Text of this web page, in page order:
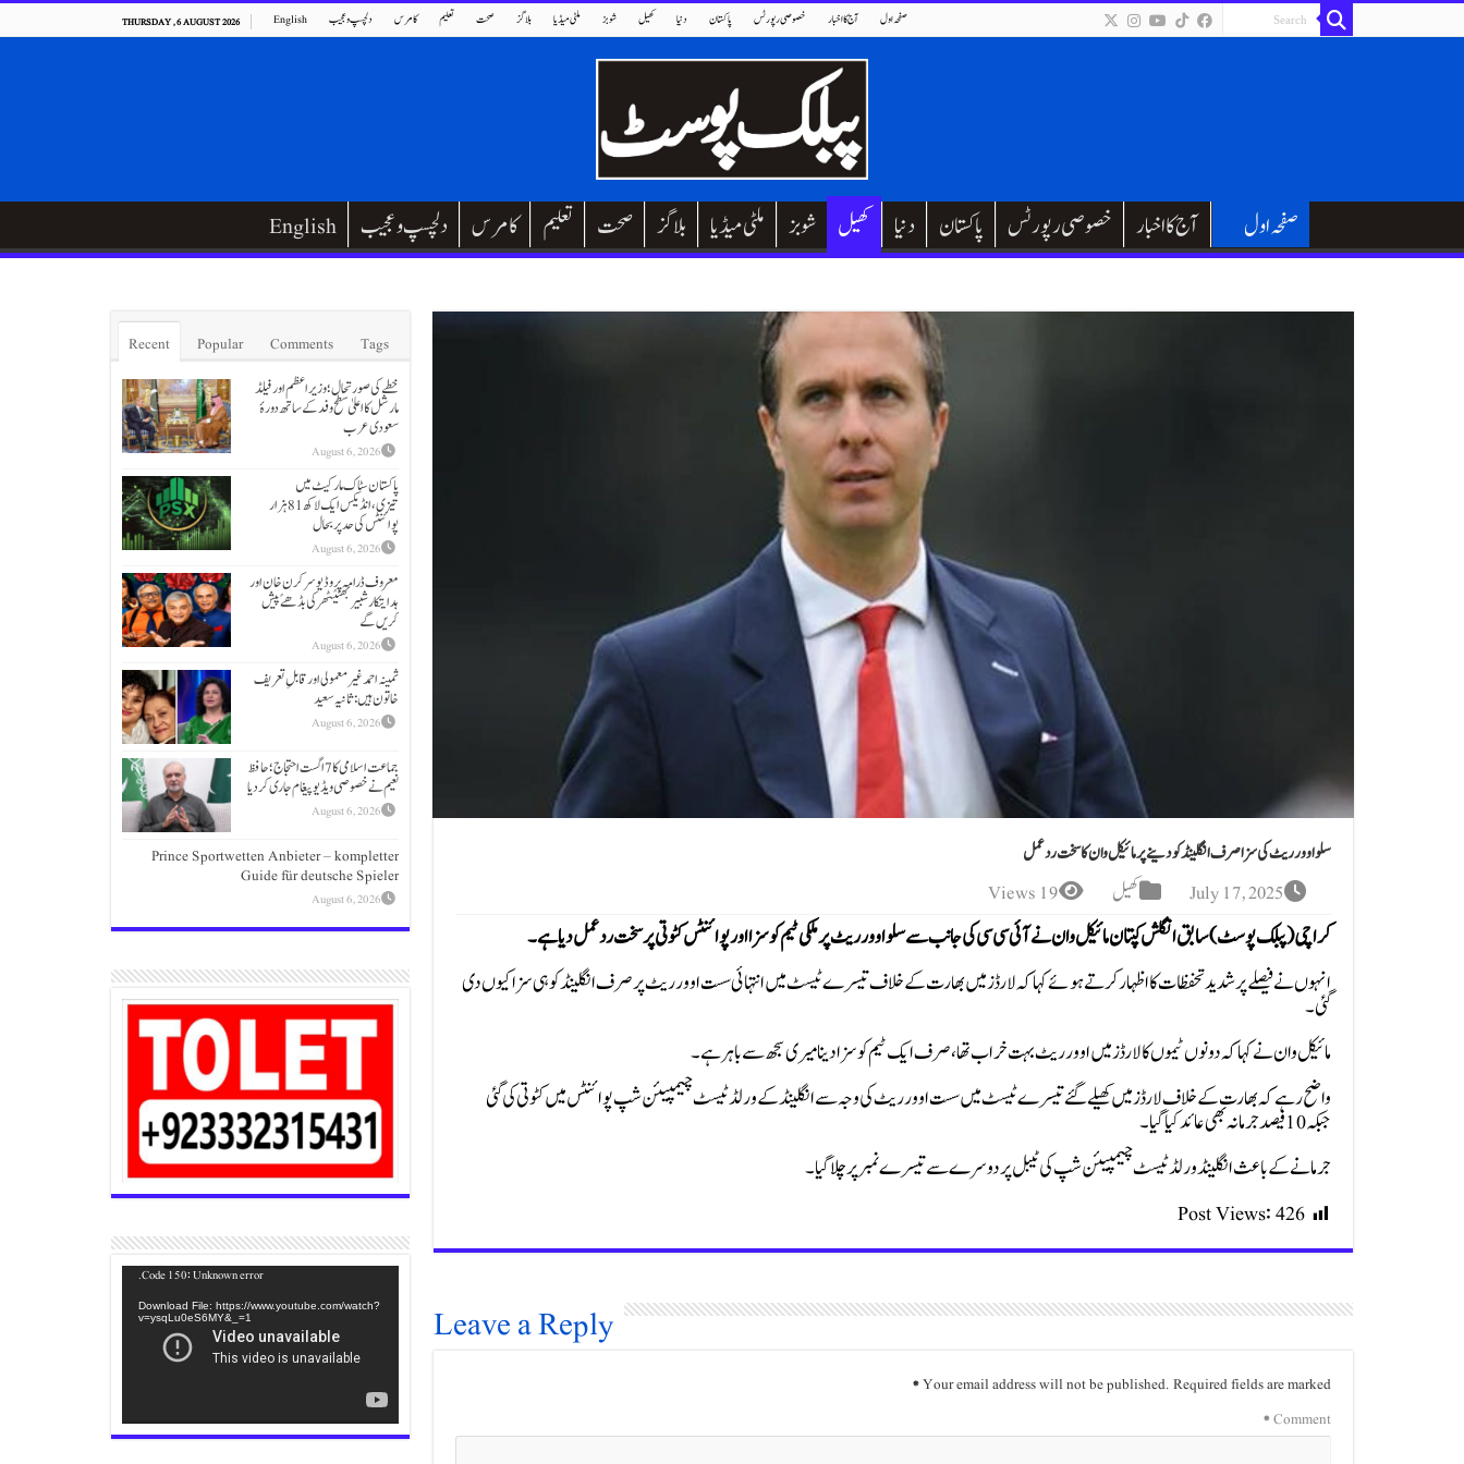
THURSDAY , 6 AUGUST 2026 English دلچسپ و عجیب کامرس تعلیم صحت بلاگز ملٹی میڈیا شوبز کھیل دنیا پاکستان خصوصی رپورٹس آج کا اخبار صفحہ اول
English دلچسپ و عجیب کامرس تعلیم صحت بلاگز ملٹی میڈیا شوبز کھیل دنیا پاکستان خصوصی رپورٹس آج کا اخبار صفحہ اول
سلو اوور ریٹ کی سزا صرف انگلینڈ کو دینے پر مائیکل وان کا سخت ردعمل
July 17, 2025 کھیل 19 Views
کراچی(پبلک پوسٹ)سابق انگلش کپتان مائیکل وان نے آئی سی سی کی جانب سے سلو اوور ریٹ پر ملکی ٹیم کو سزا اور پوائنٹس کٹوتی پر سخت ردعمل دیا ہے۔
انہوں نے فیصلے پر شدید تحفظات کا اظہار کرتے ہوئے کہا کہ لارڈز میں بھارت کے خلاف تیسرے ٹیسٹ میں انتہائی سست اوور ریٹ پر صرف انگلینڈ کو ہی سزا کیوں دی
گئی۔
مائیکل وان نے کہا کہ دونوں ٹیموں کا لارڈز میں اوور ریٹ بہت خراب تھا، صرف ایک ٹیم کو سزا دینا میری سجھ سے باہر ہے۔
واضح رہے کہ بھارت کے خلاف لارڈز میں کھیلے گئے تیسرے ٹیسٹ میں سست اوور ریٹ کی وجہ سے انگلینڈ کے ورلڈ ٹیسٹ چیمپیئن شپ پوائنٹس میں کٹوتی کی گئی
جبکہ 10 فیصد جرمانہ بھی عائد کیا گیا۔
جرمانے کے باعث انگلینڈ ورلڈ ٹیسٹ چیمپیئن شپ کی ٹیبل پر دوسرے سے تیسرے نمبر پر چلا گیا۔
Post Views:426
Leave a Reply
Your email address will not be published.Required fields are marked
*
Comment
*
Recent Popular Comments
Tags
خطے کی صورتحال؛ وزیراعظم اور فیلڈ
مارشل کا اعلیٰ سطح وفد کے ساتھ دورۂ
سعودی عرب
August 6, 2026
پاکستان سٹاک مارکیٹ میں
تیزی،انڈیکس ایک لاکھ 81 ہزار
پوائنٹس کی حد پر بحال
August 6, 2026
معروف ڈرامہ پروڈیوسر کرن خان اور
ہدایتکار شبیر بھٹیًٹھرکی بڈھےًپیش
کریں گے
August 6, 2026
ثمینہ احمد غیر معمولی اور قابلِ تعریف
خاتون ہیں: ثانیہ سعید
August 6, 2026
جماعت اسلامی کا 7 اگست احتجاج؛حافظ
نعیم نے خصوصی ویڈیو پیغام جاری کردیا
August 6, 2026
Prince Sportwetten Anbieter – kompletter
Guide für deutsche Spieler
August 6, 2026
Player
Code 150: Unknown error.
Download File: https://www.youtube.com/watch?
v=ysqLu0eS6MY&_=1